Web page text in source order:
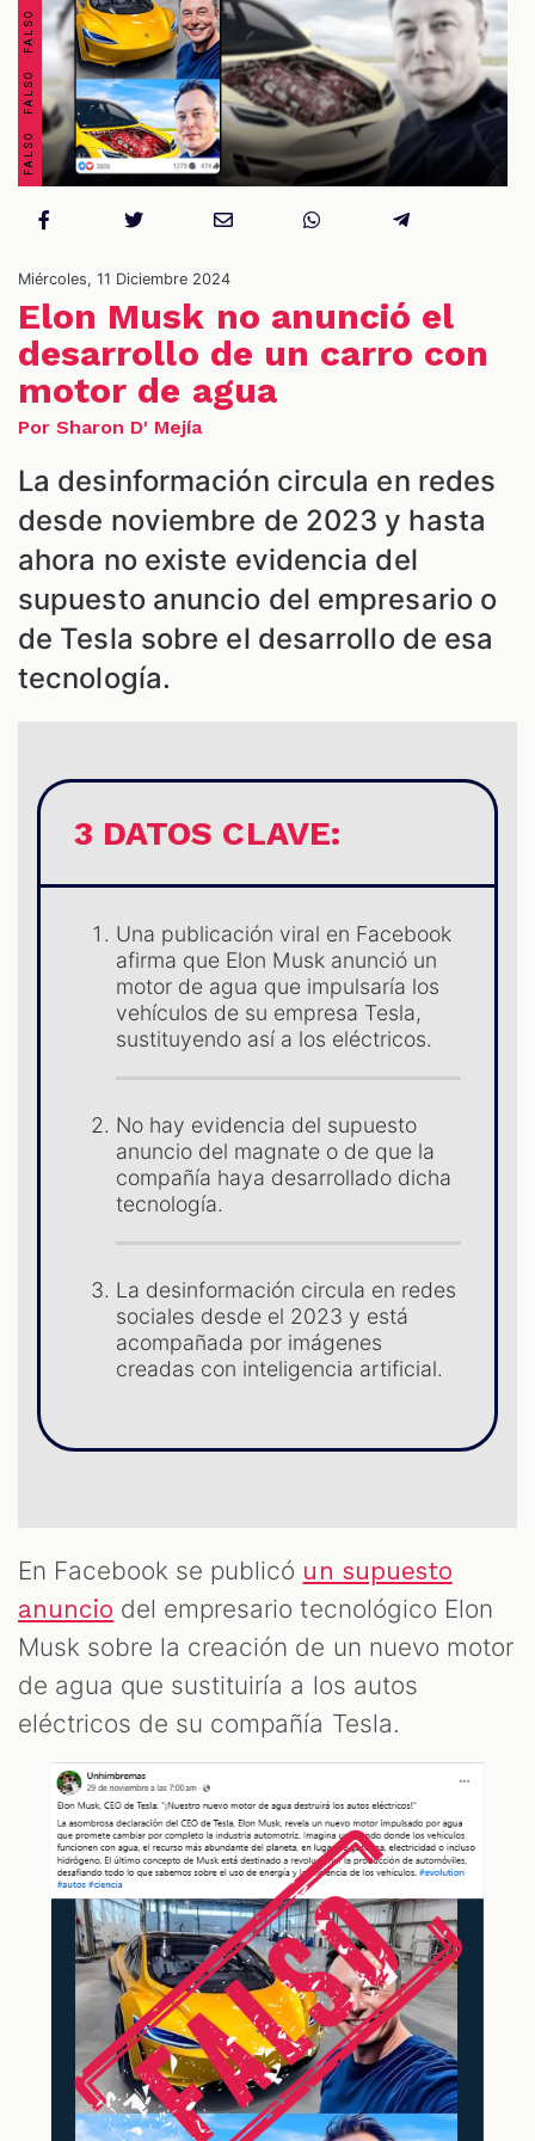
Miércoles, 11 Diciembre 2024
Elon Musk no anunció el
desarrollo de un carro con
motor de agua
Por Sharon D' Mejía
La desinformación circula en redes
desde noviembre de 2023 y hasta
ahora no existe evidencia del
supuesto anuncio del empresario o
de Tesla sobre el desarrollo de esa
tecnología.
3 DATOS CLAVE:
Una publicación viral en Facebook
afirma que Elon Musk anunció un
motor de agua que impulsaría los
vehículos de su empresa Tesla,
sustituyendo así a los eléctricos.
No hay evidencia del supuesto
anuncio del magnate o de que la
compañía haya desarrollado dicha
tecnología.
La desinformación circula en redes
sociales desde el 2023 y está
acompañada por imágenes
creadas con inteligencia artificial.
En Facebook se publicó un supuesto
anuncio del empresario tecnológico Elon
Musk sobre la creación de un nuevo motor
de agua que sustituiría a los autos
eléctricos de su compañía Tesla.